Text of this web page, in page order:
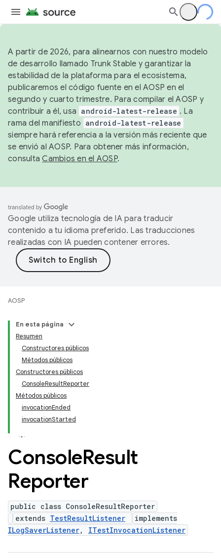
A partir de 2026, para alinearnos con nuestro modelo
de desarrollo llamado Trunk Stable y garantizar la
estabilidad de la plataforma para el ecosistema,
publicaremos el código fuente en el AOSP en el
segundo y cuarto trimestre. Para compilar el AOSP y
contribuir a él, usa android-latest-release . La
rama del manifiesto android-latest-release
siempre hará referencia a la versión más reciente que
se envió al AOSP. Para obtener más información,
consultaCambios en el AOSP.
Google utiliza tecnología de IA para traducir
contenido a tu idioma preferido. Las traducciones
realizadas con IA pueden contener errores.
AOSP
En esta página
Resumen
Constructores públicos
Métodos públicos
Constructores públicos
ConsoleResultReporter
Métodos públicos
invocationEnded
invocationStarted
ConsoleResult
Reporter
public class ConsoleResultReporter
extends TestResultListener
implements
ILogSaverListener, ITestInvocationListener